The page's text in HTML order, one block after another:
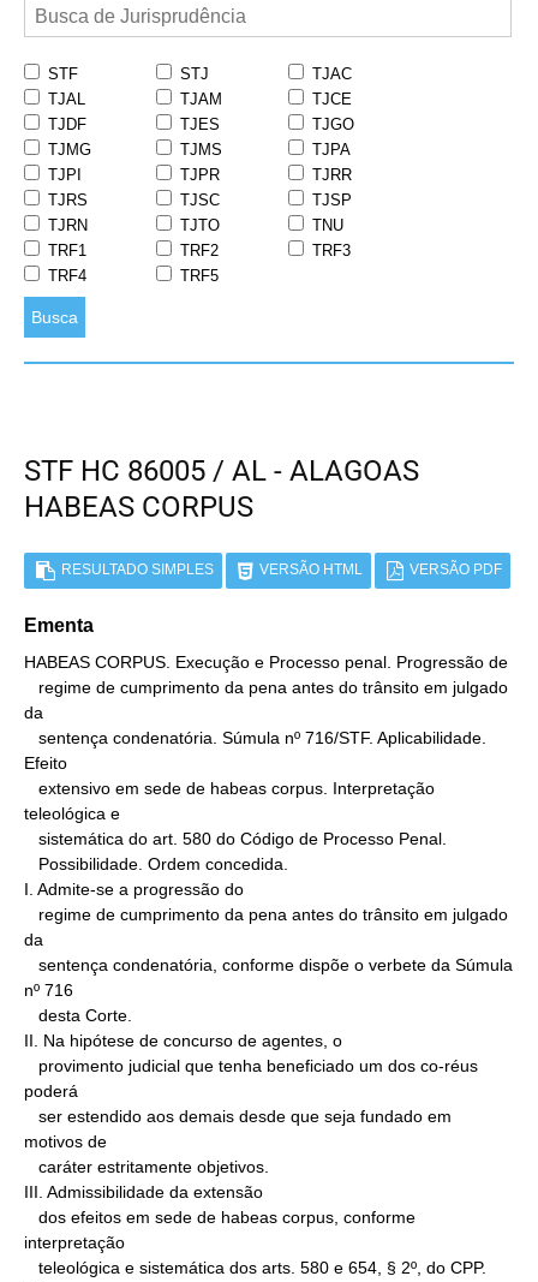
STF STJ
TJAC
TJAL
TJAM
TJCE
TJDF
TJES
TJGO
TJMG
TJMS
TJPA
TJPI
TJPR
TJRR
TJRS
TJSC
TJSP
TJRN
TJTO
TNU
TRF1
TRF2
TRF3
TRF4
TRF5
Busca
STF HC 86005 / AL - ALAGOAS
HABEAS CORPUS
RESULTADO SIMPLES VERSÃO HTML VERSÃO PDF
Ementa
HABEAS CORPUS. Execução e Processo penal. Progressão de
da
Efeito
teleológica e
I. Admite-se a progressão do
da
nº 716
II. Na hipótese de concurso de agentes, o
poderá
motivos de
III. Admissibilidade da extensão
interpretação